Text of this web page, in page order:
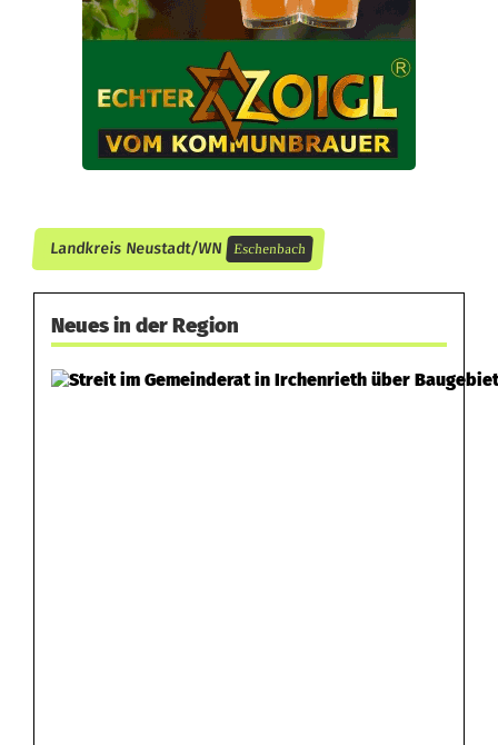
Landkreis Neustadt/WN Eschenbach
Neues in der Region